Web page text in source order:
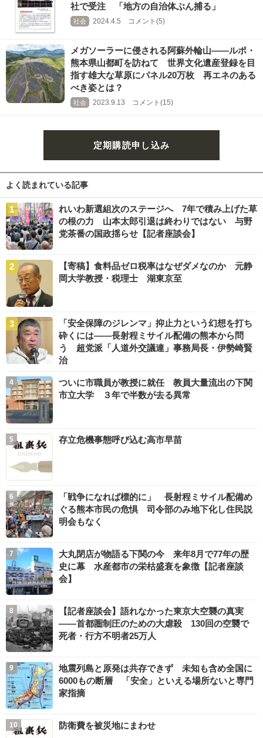
社で受注 「地方の自治体ぶん捕る」
社会 2024.4.5 コメント(5)
メガソーラーに侵される阿蘇外輪山――ルポ・
熊本県山都町を訪ねて 世界文化遺産登録を目
指す雄大な草原にパネル20万枚 再エネのある
べき姿とは？
社会 2023.9.13 コメント(15)
定期購読申し込み
よく読まれている記事
れいわ新選組次のステージへ 7年で積み上げた草
の根の力 山本太郎引退は終わりではない 与野
党茶番の国政揺らせ【記者座談会】
【寄稿】食料品ゼロ税率はなぜダメなのか 元静
岡大学教授・税理士 湖東京至
「安全保障のジレンマ」抑止力という幻想を打ち
砕くには――長射程ミサイル配備の熊本から問
う 超党派「人道外交議連」事務局長・伊勢崎賢
治
ついに市職員が教授に就任 教員大量流出の下関
市立大学 ３年で半数が去る異常
存立危機事態呼び込む高市早苗
「戦争になれば標的に」 長射程ミサイル配備め
ぐる熊本市民の危惧 司令部のみ地下化し住民説
明会もなく
大丸閉店が物語る下関の今 来年8月で77年の歴
史に幕 水産都市の栄枯盛衰を象徴【記者座談
会】
【記者座談会】語れなかった東京大空襲の真実
――首都圏制圧のための大虐殺 130回の空襲で
死者・行方不明者25万人
地震列島と原発は共存できず 未知も含め全国に
6000もの断層 「安全」といえる場所ないと専門
家指摘
防衛費を被災地にまわせ